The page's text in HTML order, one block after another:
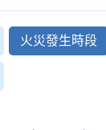
火災發生時段